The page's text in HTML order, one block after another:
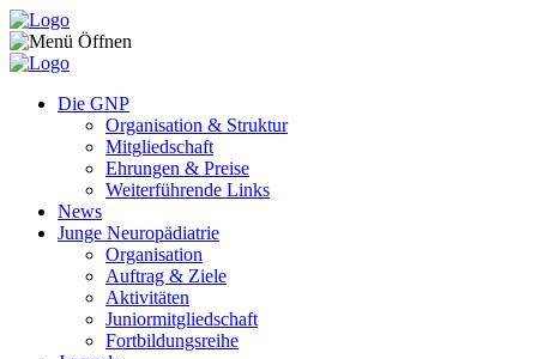
Zum Inhalt springen
Die GNP
Organisation & Struktur
Mitgliedschaft
Ehrungen & Preise
Weiterführende Links
News
Junge Neuropädiatrie
Organisation
Auftrag & Ziele
Aktivitäten
Juniormitgliedschaft
Fortbildungsreihe